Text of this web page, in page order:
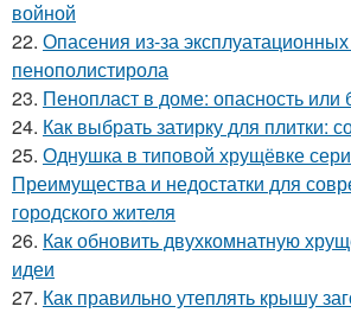
войной
22. Опасения из-за
пенополистирола
23. Пенопласт в доме: опасность или
24. Как выбрать затирку для плитки:
25. Однушка в типовой хрущёвке
Преимущества и недостатки для
городского жителя
26. Как обновить двухкомнатную
идеи
27. Как правильно утеплять крышу